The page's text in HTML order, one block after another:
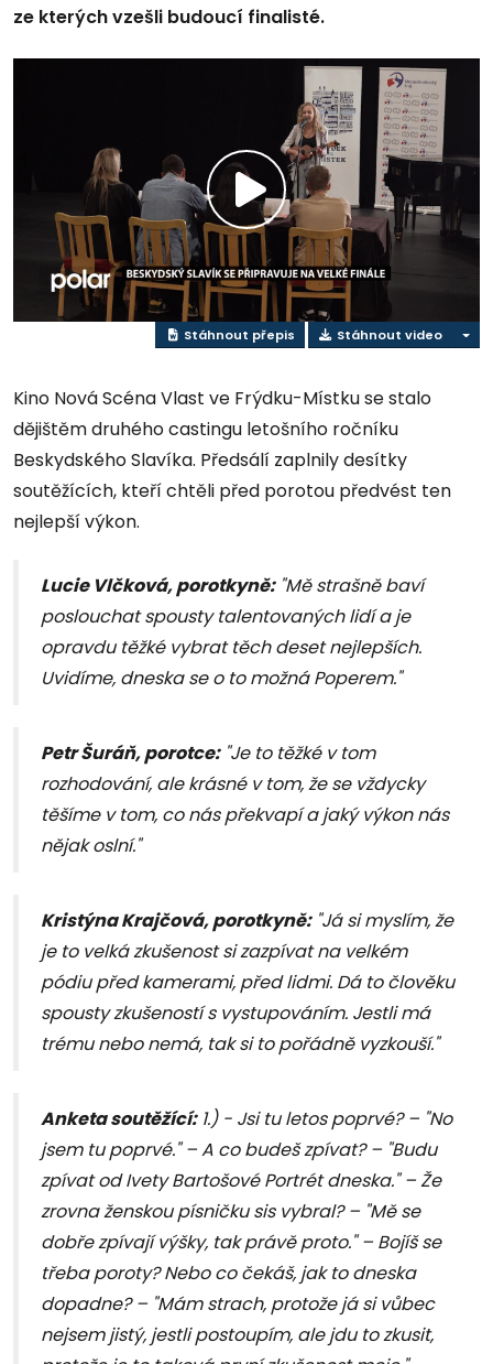
ze kterých vzešli budoucí finalisté.
Přehrát
video
Stáhnout přepis Stáhnout video
Kino Nová Scéna Vlast ve Frýdku-Místku se stalo
dějištěm druhého castingu letošního ročníku
Beskydského Slavíka. Předsálí zaplnily desítky
soutěžících, kteří chtěli před porotou předvést ten
nejlepší výkon.
Lucie Vlčková, porotkyně:"Mě strašně baví
poslouchat spousty talentovaných lidí a je
opravdu těžké vybrat těch deset nejlepších.
Uvidíme, dneska se o to možná Poperem."
Petr Šuráň, porotce:"Je to těžké v tom
rozhodování, ale krásné v tom, že se vždycky
těšíme v tom, co nás překvapí a jaký výkon nás
nějak oslní."
Kristýna Krajčová, porotkyně:"Já si myslím, že
je to velká zkušenost si zazpívat na velkém
pódiu před kamerami, před lidmi. Dá to člověku
spousty zkušeností s vystupováním. Jestli má
trému nebo nemá, tak si to pořádně vyzkouší."
Anketa soutěžící:1.) - Jsi tu letos poprvé? – "No
jsem tu poprvé." – A co budeš zpívat? – "Budu
zpívat od Ivety Bartošové Portrét dneska." – Že
zrovna ženskou písničku sis vybral? – "Mě se
dobře zpívají výšky, tak právě proto." – Bojíš se
třeba poroty? Nebo co čekáš, jak to dneska
dopadne? – "Mám strach, protože já si vůbec
nejsem jistý, jestli postoupím, ale jdu to zkusit,